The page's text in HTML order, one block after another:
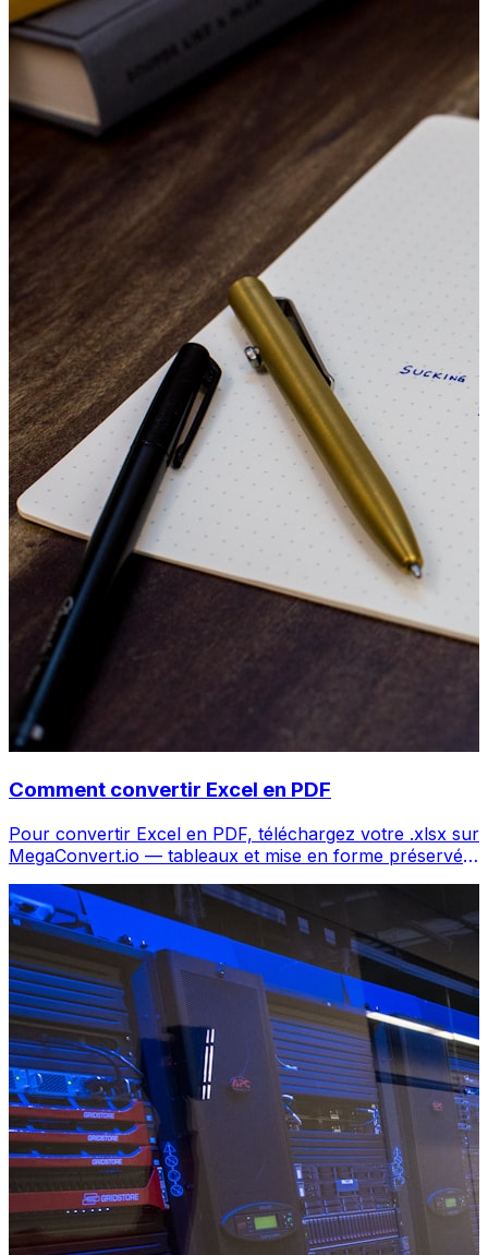
Comment convertir Excel en PDF
Pour convertir Excel en PDF, téléchargez votre .xlsx sur
MegaConvert.io — tableaux et mise en forme préservés,